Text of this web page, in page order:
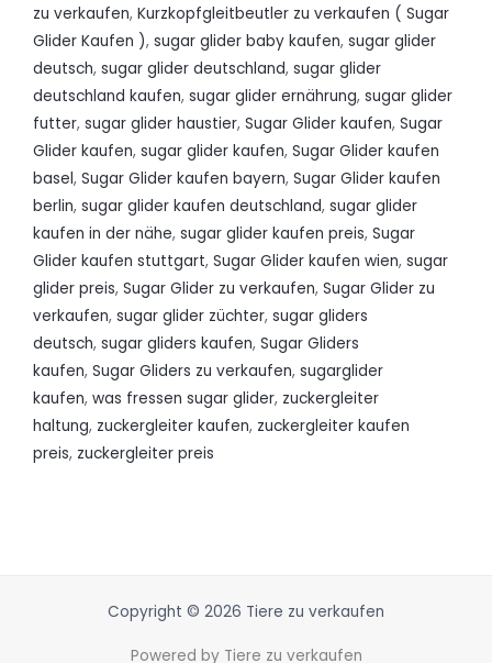
zu verkaufen, Kurzkopfgleitbeutler zu verkaufen ( Sugar
Glider Kaufen ), sugar glider baby kaufen, sugar glider
deutsch, sugar glider deutschland, sugar glider
deutschland kaufen, sugar glider ernährung, sugar glider
futter, sugar glider haustier, Sugar Glider kaufen, Sugar
Glider kaufen, sugar glider kaufen, Sugar Glider kaufen
basel, Sugar Glider kaufen bayern, Sugar Glider kaufen
berlin, sugar glider kaufen deutschland, sugar glider
kaufen in der nähe, sugar glider kaufen preis, Sugar
Glider kaufen stuttgart, Sugar Glider kaufen wien, sugar
glider preis, Sugar Glider zu verkaufen, Sugar Glider zu
verkaufen, sugar glider züchter, sugar gliders
deutsch, sugar gliders kaufen, Sugar Gliders
kaufen, Sugar Gliders zu verkaufen, sugarglider
kaufen, was fressen sugar glider, zuckergleiter
haltung, zuckergleiter kaufen, zuckergleiter kaufen
preis, zuckergleiter preis
Copyright © 2026 Tiere zu verkaufen
Powered by Tiere zu verkaufen